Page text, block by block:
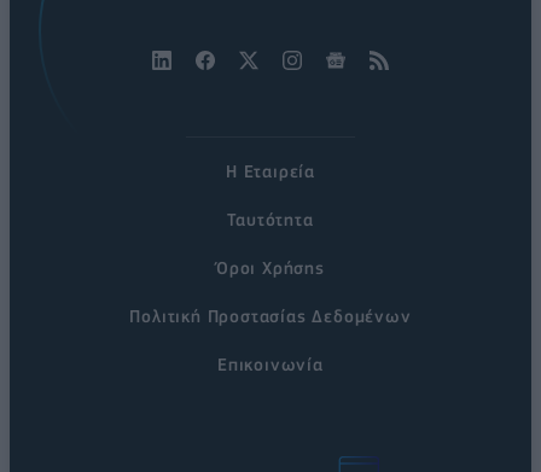
Η Εταιρεία
Ταυτότητα
Όροι Χρήσης
Πολιτική Προστασίας Δεδομένων
Επικοινωνία